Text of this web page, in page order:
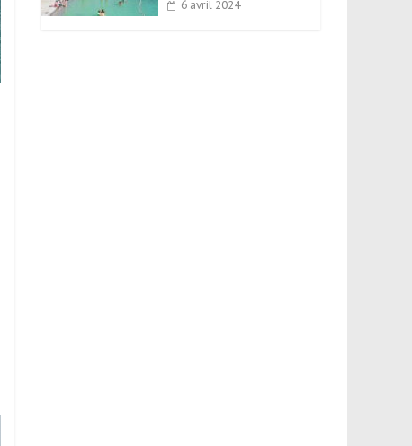
6 avril 2024